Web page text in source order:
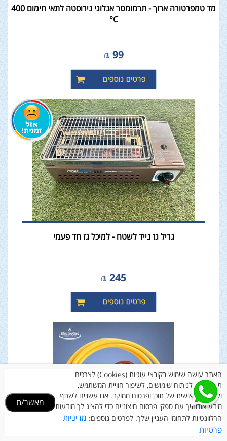
מד טמפרטורה ארוך - תרמומטר אנלוגי נירוסטה לתאי חימום 400
C°
99
₪
גריל גז נייד לשטח - למיכל גז חד פעמי
245
₪
האתר עושה שימוש בקובצי עוגיות (Cookies) לצרכים
תפעוליים, לניתוח שימושים, לשיפור חוויית המשתמש,
ולהתאמה אישית של תוכן ופרסום ממוקד. אנו עשויים לשתף
מידע אודותיך עם ספקי פרסום חיצוניים כדי להציג לך מודעות
הרלוונטיות לתחומי העניין שלך. לפרטים נוספים: מדיניות
פרטיות
מאשר/ת